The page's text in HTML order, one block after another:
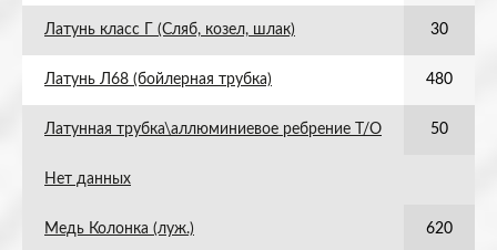
Латунь класс Г (Сляб, козел, шлак) 30
Латунь Л68 (бойлерная трубка) 480
Латунная трубка\аллюминиевое ребрение Т/О 50
Нет данных
Медь Колонка (луж.) 620